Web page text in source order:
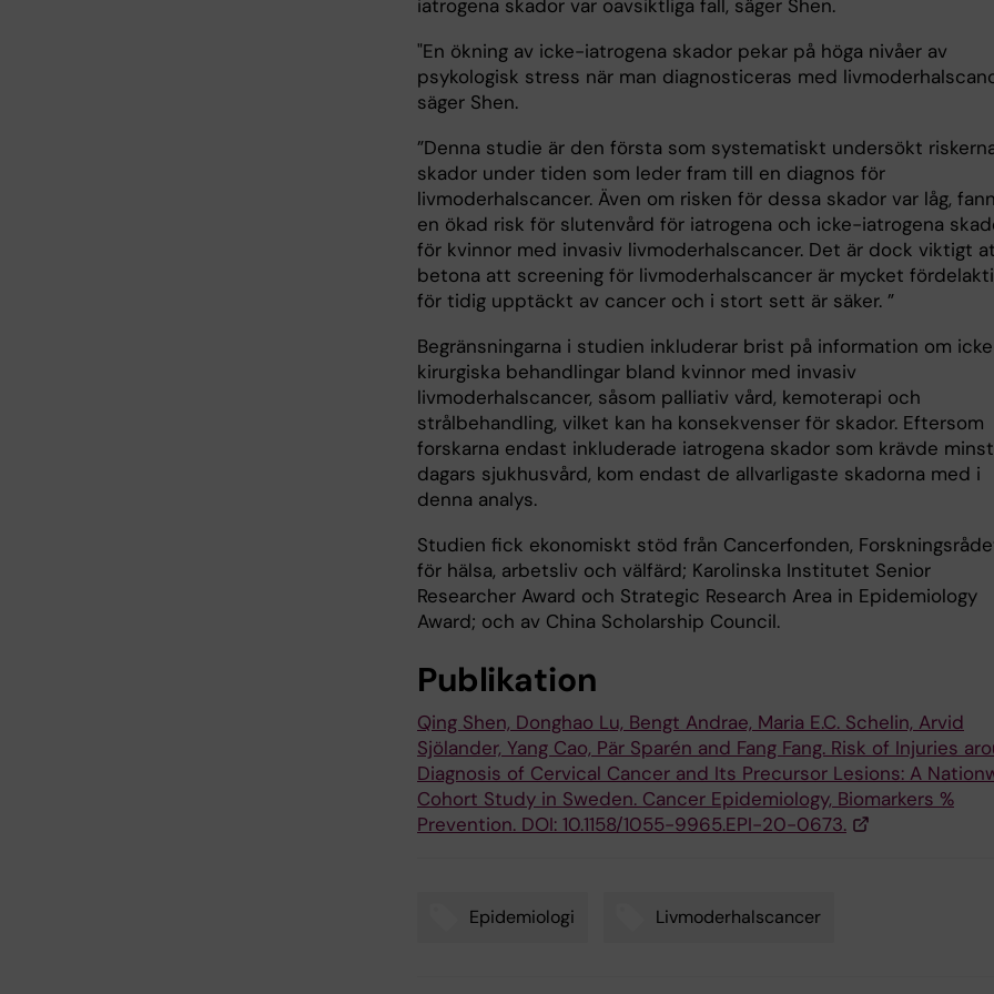
iatrogena skador var oavsiktliga fall, säger Shen.
"En ökning av icke-iatrogena skador pekar på höga nivåer av
psykologisk stress när man diagnosticeras med
säger Shen.
”Denna studie är den första som systematiskt undersökt
skador under tiden som leder fram till en diagnos för
livmoderhalscancer. Även om risken för dessa skador var låg,
en ökad risk för slutenvård för iatrogena och icke-iatrogena
för kvinnor med invasiv livmoderhalscancer. Det är dock viktigt
betona att screening för livmoderhalscancer är mycket
för tidig upptäckt av cancer och i stort sett är säker. ”
Begränsningarna i studien inkluderar brist på information om
kirurgiska behandlingar bland kvinnor med invasiv
livmoderhalscancer, såsom palliativ vård, kemoterapi och
strålbehandling, vilket kan ha konsekvenser för skador. Eftersom
forskarna endast inkluderade iatrogena skador som krävde
dagars sjukhusvård, kom endast de allvarligaste skadorna med i
denna analys.
Studien fick ekonomiskt stöd från Cancerfonden,
för hälsa, arbetsliv och välfärd; Karolinska Institutet Senior
Researcher Award och Strategic Research Area in Epidemiology
Award; och av China Scholarship Council.
Publikation
Qing Shen, Donghao Lu, Bengt Andrae, Maria E.C. Schelin, Arvid
Sjölander, Yang Cao, Pär Sparén and Fang Fang. Risk of Injuries
Diagnosis of Cervical Cancer and Its Precursor Lesions: A
Cohort Study in Sweden. Cancer Epidemiology, Biomarkers %
Prevention. DOI: 10.1158/1055-9965.EPI-20-0673.
Epidemiologi Livmoderhalscancer